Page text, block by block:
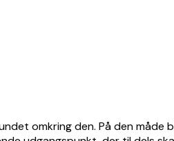
omkring den. På den måde